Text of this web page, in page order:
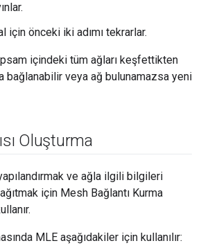
için önceki iki adımı tekrarlar.
içindeki tüm ağları keşfettikten
bağlanabilir veya ağ bulunamazsa yeni
Oluşturma
ve ağla ilgili bilgileri
için Mesh Bağlantı Kurma
MLE aşağıdakiler için kullanılır: